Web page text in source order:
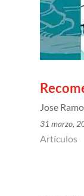
Jose
31 marzo,
Artículos